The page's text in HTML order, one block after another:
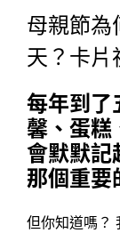
母親節為
天？卡片
每年到了
馨、蛋糕
會默默記
那個重
但你知道嗎？